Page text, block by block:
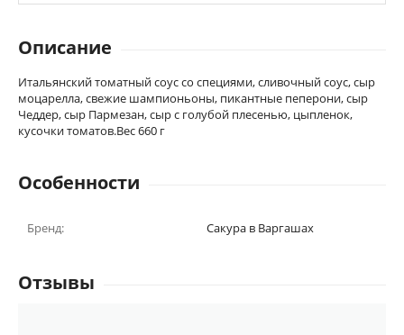
Описание
Итальянский томатный соус со специями, сливочный соус, сыр
моцарелла, свежие шампионьоны, пикантные пеперони, сыр
Чеддер, сыр Пармезан, сыр с голубой плесенью, цыпленок,
кусочки томатов.Вес 660 г
Особенности
Бренд: Сакура в Варгашах
Отзывы